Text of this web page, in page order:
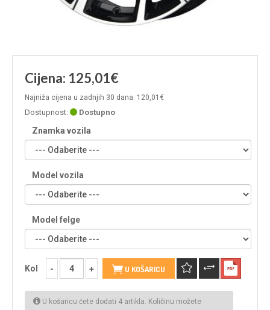
Cijena: 125,01€
Najniža cijena u zadnjih 30 dana: 120,01€
Dostupnost: Dostupno
Znamka vozila
Model vozila
Model felge
Kol U KOŠARICU
U košaricu ćete dodati 4 artikla. Količinu možete